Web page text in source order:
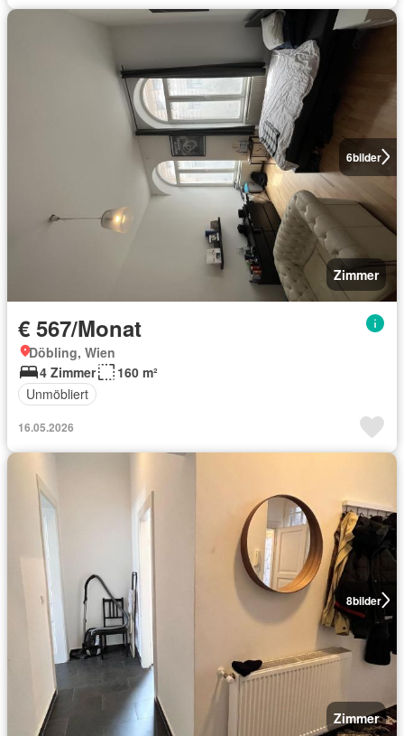
6bilder
Zimmer
€ 567/Monat
Döbling, Wien
4 Zimmer
160 m²
Unmöbliert
16.05.2026
8bilder
Zimmer